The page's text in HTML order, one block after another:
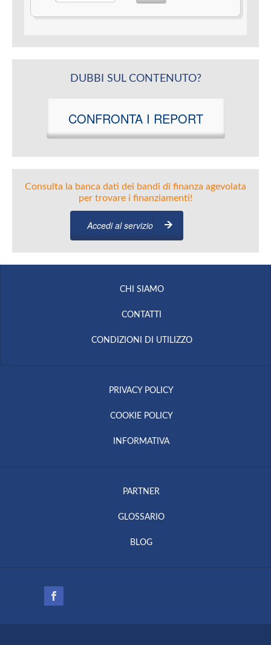
DUBBI SUL CONTENUTO?
CONFRONTA I REPORT
Consulta la banca dati dei bandi di finanza agevolata
per trovare i finanziamenti!
Accedi al servizio
CHI SIAMO
CONTATTI
CONDIZIONI DI UTILIZZO
PRIVACY POLICY
COOKIE POLICY
INFORMATIVA
PARTNER
GLOSSARIO
BLOG